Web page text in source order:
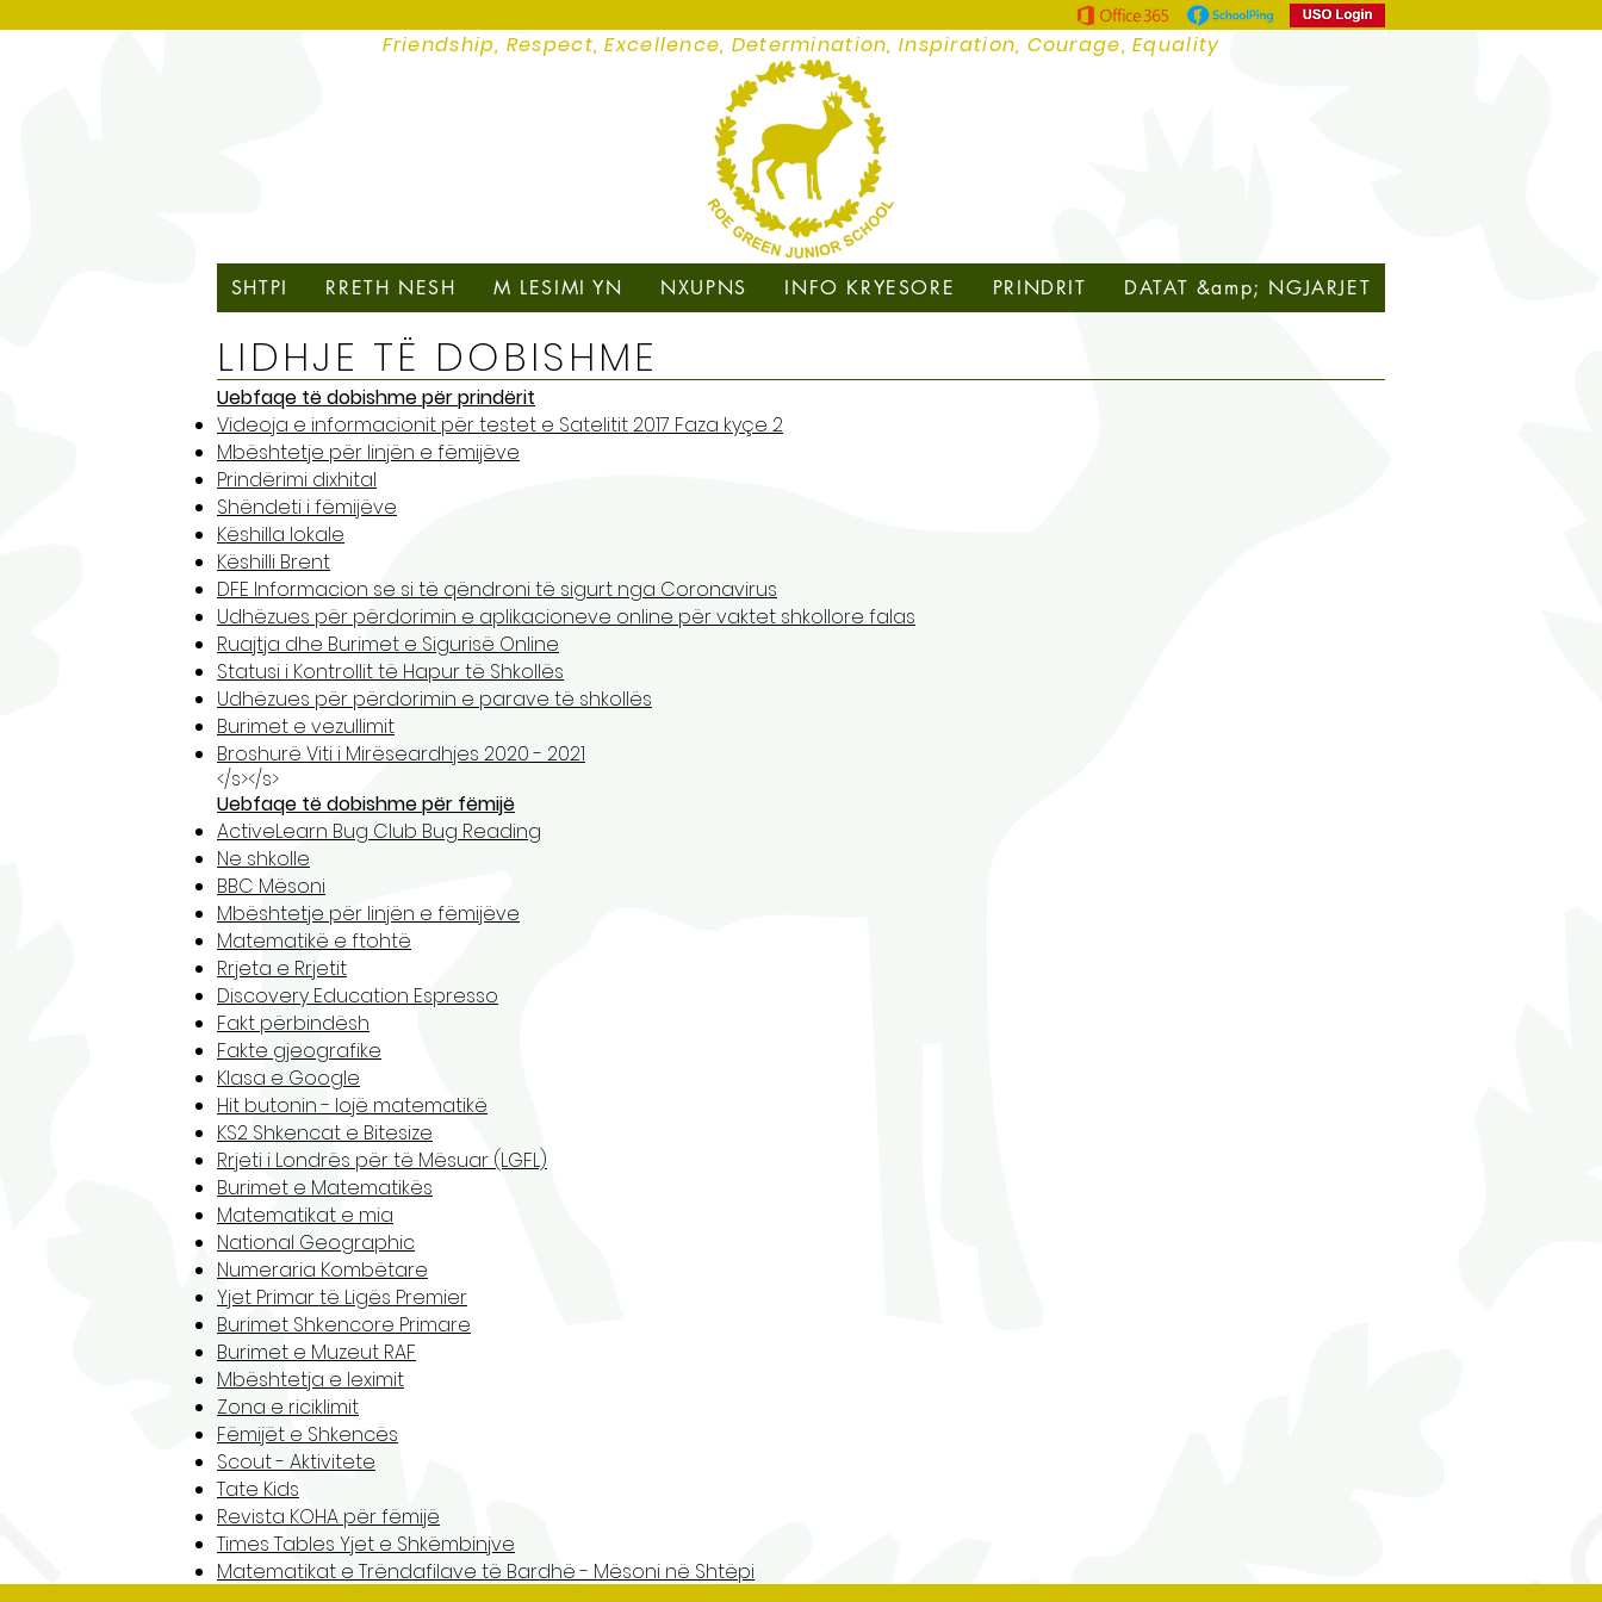
Friendship, Respect, Excellence, Determination, Inspiration, Courage, Equality
SHTPI RRETH NESH M LESIMI YN NXUPNS INFO KRYESORE PRINDRIT DATAT &amp; NGJARJET
LIDHJE TË DOBISHME
Uebfaqe të dobishme për prindërit
Videoja e informacionit për testet e Satelitit 2017 Faza kyçe 2
Mbështetje për linjën e fëmijëve
Prindërimi dixhital
Shëndeti i fëmijëve
Këshilla lokale
Këshilli Brent
DFE Informacion se si të qëndroni të sigurt nga Coronavirus
Udhëzues për përdorimin e aplikacioneve online për vaktet shkollore falas
Ruajtja dhe Burimet e Sigurisë Online
Statusi i Kontrollit të Hapur të Shkollës
Udhëzues për përdorimin e parave të shkollës
Burimet e vezullimit
Broshurë Viti i Mirëseardhjes 2020 - 2021
</s></s>
Uebfaqe të dobishme për fëmijë
ActiveLearn Bug Club Bug Reading
Ne shkolle
BBC Mësoni
Mbështetje për linjën e fëmijëve
Matematikë e ftohtë
Rrjeta e Rrjetit
Discovery Education Espresso
Fakt përbindësh
Fakte gjeografike
Klasa e Google
Hit butonin - lojë matematikë
KS2 Shkencat e Bitesize
Rrjeti i Londrës për të Mësuar (LGFL)
Burimet e Matematikës
Matematikat e mia
National Geographic
Numeraria Kombëtare
Yjet Primar të Ligës Premier
Burimet Shkencore Primare
Burimet e Muzeut RAF
Mbështetja e leximit
Zona e riciklimit
Fëmijët e Shkencës
Scout - Aktivitete
Tate Kids
Revista KOHA për fëmijë
Times Tables Yjet e Shkëmbinjve
Matematikat e Trëndafilave të Bardhë - Mësoni në Shtëpi